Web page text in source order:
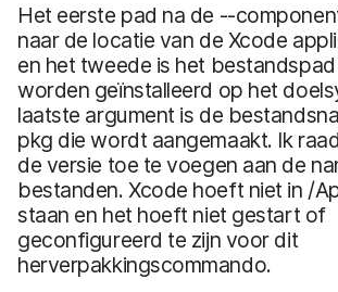
Het eerste pad na de --
naar de locatie van de Xcode
en het tweede is het
worden geïnstalleerd op het
laatste argument is de
pkg die wordt aangemaakt. Ik
de versie toe te voegen aan de
bestanden. Xcode hoeft niet in /
staan en het hoeft niet gestart of
geconfigureerd te zijn voor dit
herverpakkingscommando.